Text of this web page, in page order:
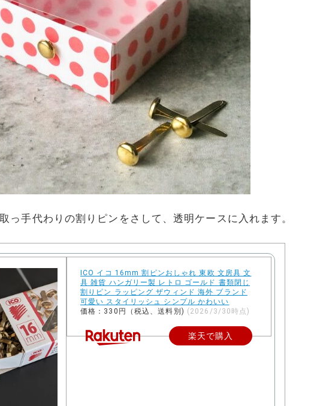
っ手代わりの割りピンをさして、透明ケースに入れます。
ICO イコ 16mm 割ピンおしゃれ 東欧 文房具 文
具 雑貨 ハンガリー製 レトロ ゴールド 書類閉じ
割りピン ラッピング ザウィンド 海外 ブランド
可愛い スタイリッシュ シンプル かわいい
価格：330円（税込、送料別) (2026/3/30時点)
楽天で購入